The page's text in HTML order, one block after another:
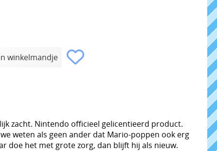
zacht. Nintendo officieel gelicentieerd product.
weten als geen ander dat Mario-poppen ook erg
doe het met grote zorg, dan blijft hij als nieuw.